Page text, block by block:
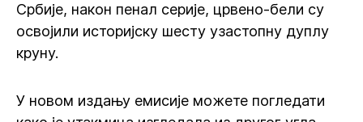
Србије, након пенал серије, црвено-бели су
освојили историјску шесту узастопну дуплу
круну.
У новом издању емисије можете погледати